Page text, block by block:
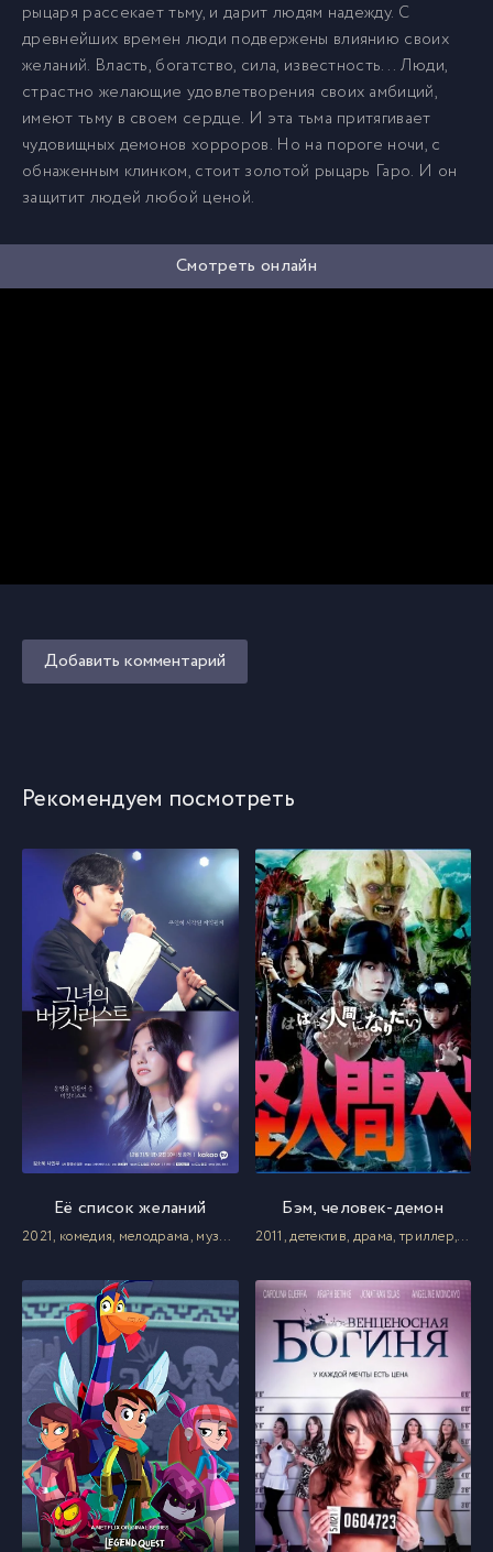
рыцаря рассекает тьму, и дарит людям надежду. С
древнейших времен люди подвержены влиянию своих
желаний. Власть, богатство, сила, известность... Люди,
страстно желающие удовлетворения своих амбиций,
имеют тьму в своем сердце. И эта тьма притягивает
чудовищных демонов хорроров. Но на пороге ночи, с
обнаженным клинком, стоит золотой рыцарь Гаро. И он
защитит людей любой ценой.
Смотреть онлайн
Добавить комментарий
Рекомендуем посмотреть
Её список желаний
2021, комедия, мелодрама, музыка
Бэм, человек-демон
2011, детектив, драма, триллер, ужасы, фантастика, фэнтези